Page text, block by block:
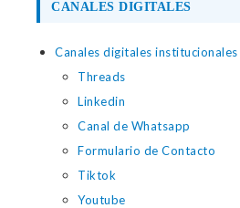
CANALES DIGITALES
Canales digitales institucionales
Threads
Linkedin
Canal de Whatsapp
Formulario de Contacto
Tiktok
Youtube